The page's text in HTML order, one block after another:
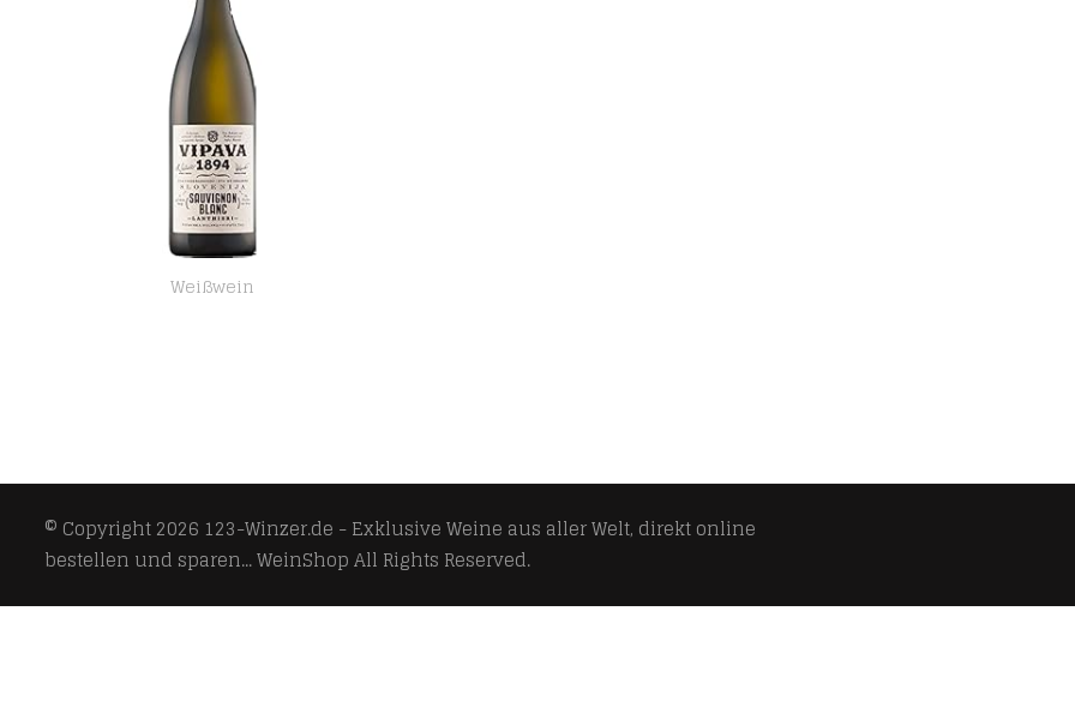
Weißwein
© Copyright 2026 123-Winzer.de - Exklusive Weine aus aller Welt, direkt online
bestellen und sparen... WeinShopAll Rights Reserved.